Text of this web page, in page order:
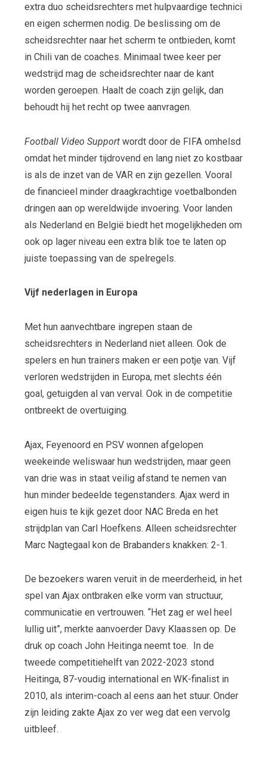
extra duo scheidsrechters met hulpvaardige technici
en eigen schermen nodig. De beslissing om de
scheidsrechter naar het scherm te ontbieden, komt
in Chili van de coaches. Minimaal twee keer per
wedstrijd mag de scheidsrechter naar de kant
worden geroepen. Haalt de coach zijn gelijk, dan
behoudt hij het recht op twee aanvragen.
Football Video Supportwordt door de FIFA omhelsd
omdat het minder tijdrovend en lang niet zo kostbaar
is als de inzet van de VAR en zijn gezellen. Vooral
de financieel minder draagkrachtige voetbalbonden
dringen aan op wereldwijde invoering. Voor landen
als Nederland en België biedt het mogelijkheden om
ook op lager niveau een extra blik toe te laten op
juiste toepassing van de spelregels.
Vijf nederlagen in Europa
Met hun aanvechtbare ingrepen staan de
scheidsrechters in Nederland niet alleen. Ook de
spelers en hun trainers maken er een potje van. Vijf
verloren wedstrijden in Europa, met slechts één
goal, getuigden al van verval. Ook in de competitie
ontbreekt de overtuiging.
Ajax, Feyenoord en PSV wonnen afgelopen
weekeinde weliswaar hun wedstrijden, maar geen
van drie was in staat veilig afstand te nemen van
hun minder bedeelde tegenstanders. Ajax werd in
eigen huis te kijk gezet door NAC Breda en het
strijdplan van Carl Hoefkens. Alleen scheidsrechter
Marc Nagtegaal kon de Brabanders knakken: 2-1.
De bezoekers waren veruit in de meerderheid, in het
spel van Ajax ontbraken elke vorm van structuur,
communicatie en vertrouwen. “Het zag er wel heel
lullig uit”, merkte aanvoerder Davy Klaassen op. De
druk op coach John Heitinga neemt toe. In de
tweede competitiehelft van 2022-2023 stond
Heitinga, 87-voudig international en WK-finalist in
2010, als interim-coach al eens aan het stuur. Onder
zijn leiding zakte Ajax zo ver weg dat een vervolg
uitbleef.